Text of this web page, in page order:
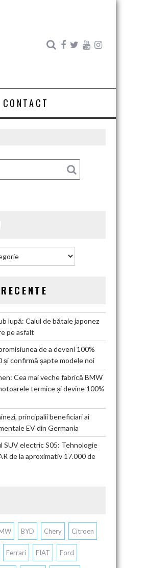
CONTACT
lupă: Calul de bătaie japonez
pe asfalt
de a deveni 100%
și confirmă șapte modele noi
Cea mai veche fabrică BMW
termice și devine 100%
principalii beneficiari ai
EV din Germania
SUV electric S05: Tehnologie
de la aproximativ 17.000 de
BYD Chery Citroen
Ferrari FIAT Ford